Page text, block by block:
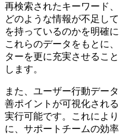
再検索されたキーワード
どのような情報が不足し
を持っているのかを明確に
これらのデータをもとに
ターを更に充実させるこ
します。
また、ユーザー行動デー
善ポイントが可視化され
実行可能です。これによ
に、サポートチームの効